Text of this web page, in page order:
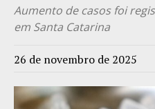
Aumento de casos foi
em Santa Catarina
26 de novembro de 2025